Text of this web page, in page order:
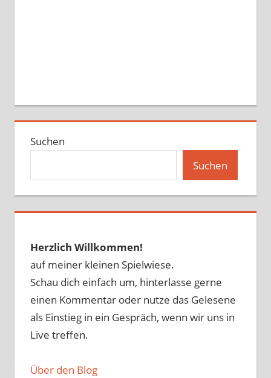
Suchen
Suchen
Herzlich Willkommen!
auf meiner kleinen Spielwiese.
Schau dich einfach um, hinterlasse gerne
einen Kommentar oder nutze das Gelesene
als Einstieg in ein Gespräch, wenn wir uns in
Live treffen.
Über den Blog